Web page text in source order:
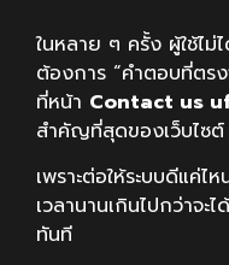
ในหลาย ๆ ครั้ง ผู้ใช้ไม่
ต้องการ “คำตอบที่ตร
ที่หน้า Contact us
สำคัญที่สุดของเว็บไซต์
เพราะต่อให้ระบบดีแค่ไ
เวลานานเกินไปกว่าจะ
ทันที